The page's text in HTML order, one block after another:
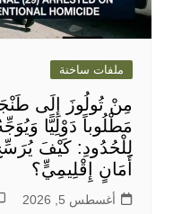
ملفات ساخنة
مِنْ تُولُوزَ إِلَى
مَطْلُوباً دَوْلِيًّا
لِلْحُدُودِ: كَيْفَ
أَمَانٍ إِقْلِيمِيٍّ؟
أغسطس 5, 2026